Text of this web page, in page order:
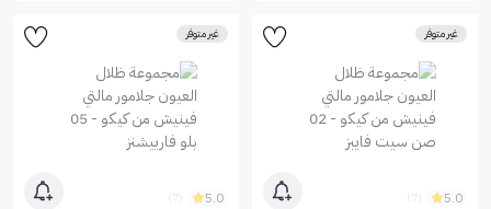
غير متوفر
5.0
غير متوفر
5.0